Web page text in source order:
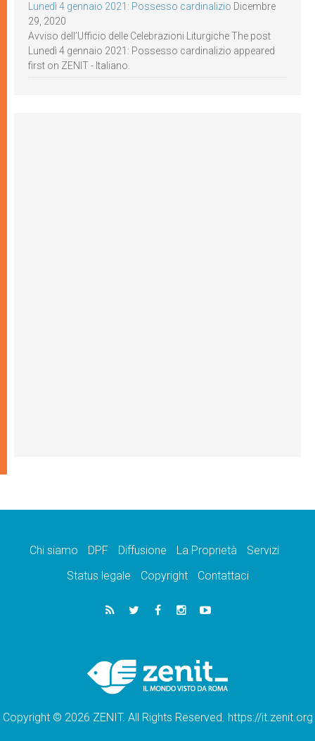
Lunedì 4 gennaio 2021: Possesso cardinalizio Dicembre
29, 2020
Avviso dell’Ufficio delle Celebrazioni Liturgiche The post
Lunedì 4 gennaio 2021: Possesso cardinalizio appeared
first on ZENIT - Italiano.
Chi siamo DPF Diffusione La Proprietà
Servizi
Status legale
Copyright Contattaci
Copyright © 2026 ZENIT. All Rights Reserved. https://it.zenit.org